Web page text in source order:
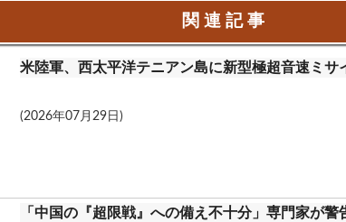
o
k.
c
関 連 記 事
米陸軍、西太平洋テニアン島に新型極超音速ミサ
(2026年07月29日)
「中国の『超限戦』への備え不十分」専門家が警